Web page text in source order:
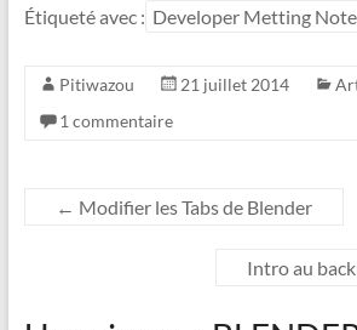
t
t
r
e
k
Étiqueté avec : Developer Metting
Pitiwazou 21 juillet 2014
1 commentaire
← Modifier les Tabs de Blender
Intro au